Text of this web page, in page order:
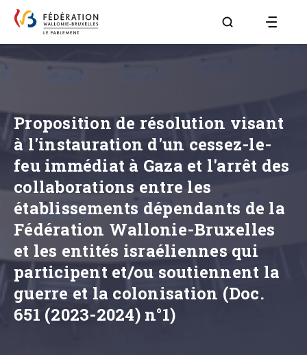
Aller à la page
Proposition de résolution visant
à l'instauration d'un cessez-le-
feu immédiat à Gaza et l'arrêt des
collaborations entre les
établissements dépendants de la
Fédération Wallonie-Bruxelles
et les entités israéliennes qui
participent et/ou soutiennent la
guerre et la colonisation (Doc.
651 (2023-2024) n°1)